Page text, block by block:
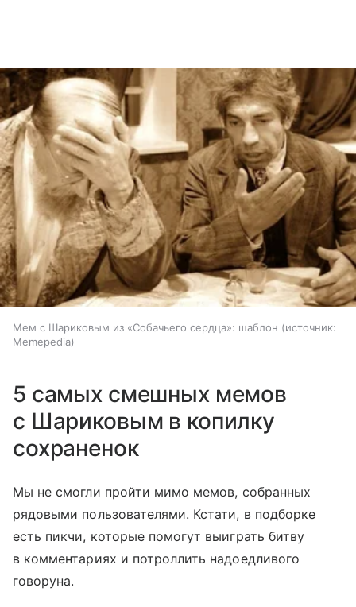
Мем с Шариковым из «Собачьего сердца»: шаблон
источник:
Memepedia
5 самых смешных мемов
с Шариковым в копилку
сохраненок
Мы не смогли пройти мимо мемов, собранных
рядовыми пользователями. Кстати, в подборке
есть пикчи, которые помогут выиграть битву
в комментариях и потроллить надоедливого
говоруна.